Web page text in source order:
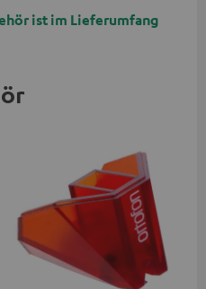
ist im Lieferumfang